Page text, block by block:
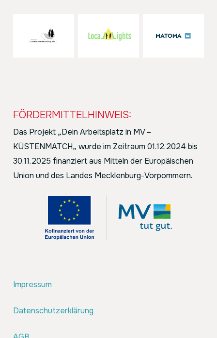
FÖRDERMITTELHINWEIS:
Das Projekt „Dein Arbeitsplatz in MV –
KÜSTENMATCH„ wurde im Zeitraum 01.12.2024 bis
30.11.2025 finanziert aus Mitteln der Europäischen
Union und des Landes Mecklenburg-Vorpommern.
Impressum
Datenschutzerklärung